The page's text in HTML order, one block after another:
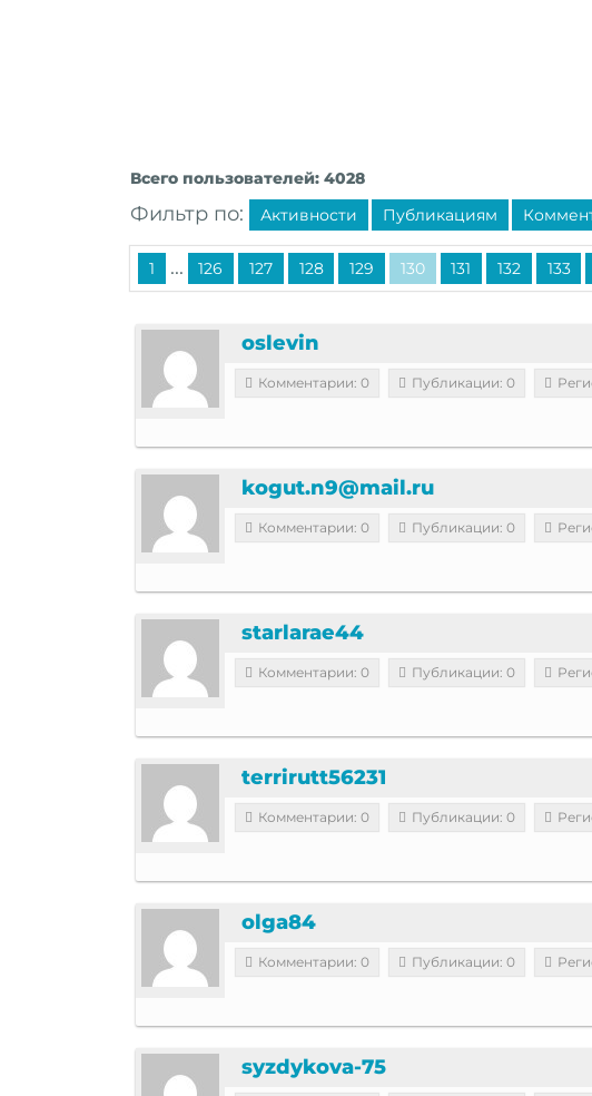
Всего пользователей: 4028
Фильтр по: Активности Публикациям
1 ... 126 127 128 129 130 131 132 133
oslevin
Комментарии: 0 Публикации: 0
kogut.n9@mail.ru
Комментарии: 0 Публикации: 0
starlarae44
Комментарии: 0 Публикации: 0
terrirutt56231
Комментарии: 0 Публикации: 0
olga84
Комментарии: 0 Публикации: 0
syzdykova-75